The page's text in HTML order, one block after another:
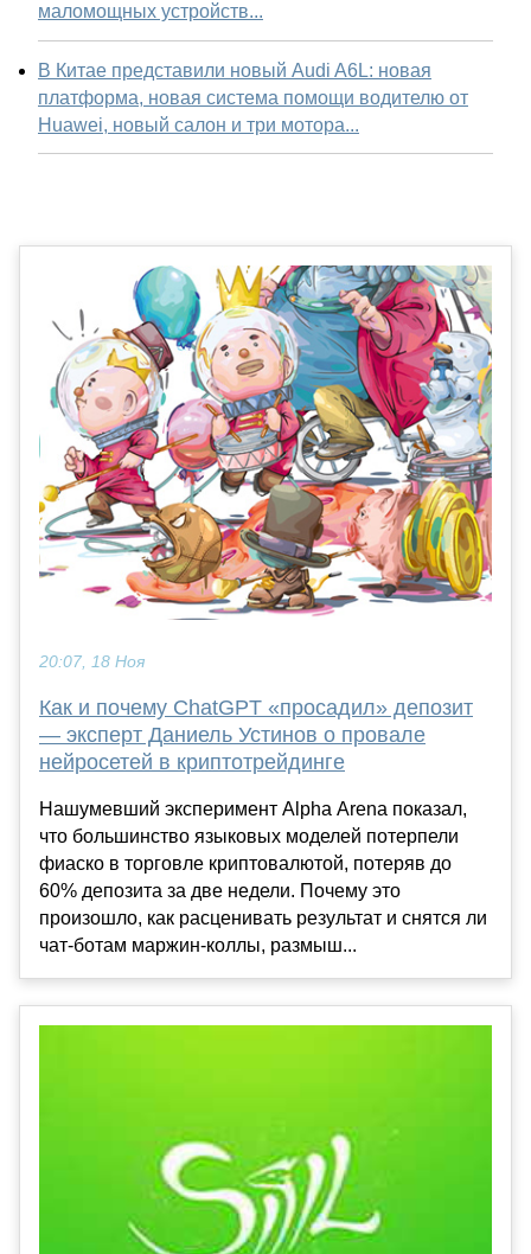
маломощных устройств...
В Китае представили новый Audi A6L: новая
платформа, новая система помощи водителю от
Huawei, новый салон и три мотора...
20:07, 18 Ноя
Как и почему ChatGPT «просадил» депозит
— эксперт Даниель Устинов о провале
нейросетей в криптотрейдинге
Нашумевший эксперимент Alpha Arena показал,
что большинство языковых моделей потерпели
фиаско в торговле криптовалютой, потеряв до
60% депозита за две недели. Почему это
произошло, как расценивать результат и снятся ли
чат-ботам маржин-коллы, размыш...